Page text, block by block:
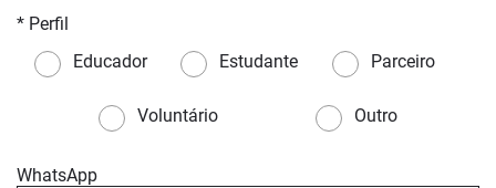
* Perfil
Educador
Estudante Parceiro
Voluntário Outro
WhatsApp